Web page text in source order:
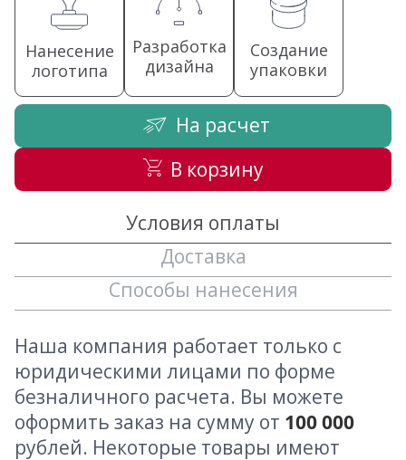
Нанесение
логотипа
Разработка
дизайна
Создание
упаковки
На расчет
В корзину
Условия оплаты
Доставка
Способы нанесения
Наша компания работает только с
юридическими лицами по форме
безналичного расчета. Вы можете
оформить заказ на сумму от 100 000
рублей. Некоторые товары имеют